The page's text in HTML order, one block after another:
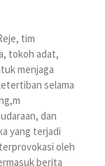
tim
tokoh adat,
menjaga
selama
dan
yang terjadi
oleh
berita